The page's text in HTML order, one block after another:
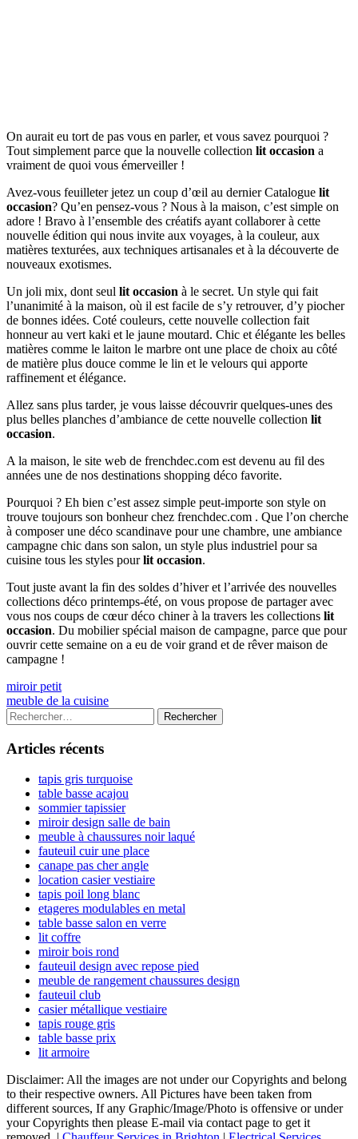
On aurait eu tort de pas vous en parler, et vous savez pourquoi ?
Tout simplement parce que la nouvelle collection lit occasion a
vraiment de quoi vous émerveiller !
Avez-vous feuilleter jetez un coup d’œil au dernier Catalogue lit
occasion? Qu’en pensez-vous ? Nous à la maison, c’est simple on
adore ! Bravo à l’ensemble des créatifs ayant collaborer à cette
nouvelle édition qui nous invite aux voyages, à la couleur, aux
matières texturées, aux techniques artisanales et à la découverte de
nouveaux exotismes.
Un joli mix, dont seul lit occasion à le secret. Un style qui fait
l’unanimité à la maison, où il est facile de s’y retrouver, d’y piocher
de bonnes idées. Coté couleurs, cette nouvelle collection fait
honneur au vert kaki et le jaune moutard. Chic et élégante les belles
matières comme le laiton le marbre ont une place de choix au côté
de matière plus douce comme le lin et le velours qui apporte
raffinement et élégance.
Allez sans plus tarder, je vous laisse découvrir quelques-unes des
plus belles planches d’ambiance de cette nouvelle collection lit
occasion.
A la maison, le site web de frenchdec.com est devenu au fil des
années une de nos destinations shopping déco favorite.
Pourquoi ? Eh bien c’est assez simple peut-importe son style on
trouve toujours son bonheur chez frenchdec.com . Que l’on cherche
à composer une déco scandinave pour une chambre, une ambiance
campagne chic dans son salon, un style plus industriel pour sa
cuisine tous les styles pourlit occasion.
Tout juste avant la fin des soldes d’hiver et l’arrivée des nouvelles
collections déco printemps-été, on vous propose de partager avec
vous nos coups de cœur déco chiner à la travers les collections lit
occasion. Du mobilier spécial maison de campagne, parce que pour
ouvrir cette semaine on a eu de voir grand et de rêver maison de
campagne !
Navigation
de
l’article
Previous
article:
miroir petit
Next
article:
meuble de la cuisine
Colonne
latérale
principale
Rechercher :
Articles récents
tapis gris turquoise
table basse acajou
sommier tapissier
miroir design salle de bain
meuble à chaussures noir laqué
fauteuil cuir une place
canape pas cher angle
location casier vestiaire
tapis poil long blanc
etageres modulables en metal
table basse salon en verre
lit coffre
miroir bois rond
fauteuil design avec repose pied
meuble de rangement chaussures design
fauteuil club
casier métallique vestiaire
tapis rouge gris
table basse prix
lit armoire
Disclaimer: All the images are not under our Copyrights and belong
to their respective owners. All Pictures have been taken from
different sources, If any Graphic/Image/Photo is offensive or under
your Copyrights then please E-mail via contact page to get it